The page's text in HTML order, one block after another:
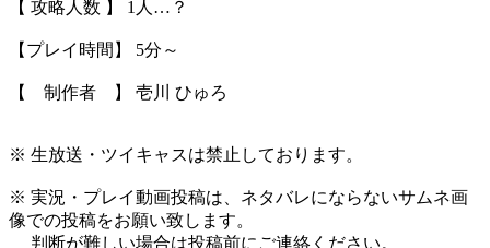
【 攻略人数 】 1人…？
【プレイ時間】 5分～
【 制作者 】 壱川 ひゅろ
※ 生放送・ツイキャスは禁止しております。
※ 実況・プレイ動画投稿は、ネタバレにならないサムネ画
像での投稿をお願い致します。
判断が難しい場合は投稿前にご連絡ください。